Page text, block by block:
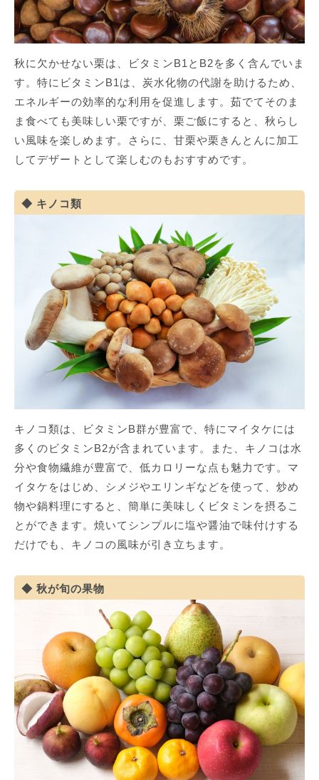
秋に欠かせない栗は、ビタミンB1とB2を多く含んでいま
す。特にビタミンB1は、炭水化物の代謝を助けるため、
エネルギーの効率的な利用を促進します。茹でてそのま
ま食べても美味しい栗ですが、栗ご飯にすると、秋らし
い風味を楽しめます。さらに、甘栗や栗きんとんに加工
してデザートとして楽しむのもおすすめです。
キノコ類
キノコ類は、ビタミンB群が豊富で、特にマイタケには
多くのビタミンB2が含まれています。また、キノコは水
分や食物繊維が豊富で、低カロリーな点も魅力です。マ
イタケをはじめ、シメジやエリンギなどを使って、炒め
物や鍋料理にすると、簡単に美味しくビタミンを摂るこ
とができます。焼いてシンプルに塩や醤油で味付けする
だけでも、キノコの風味が引き立ちます。
秋が旬の果物